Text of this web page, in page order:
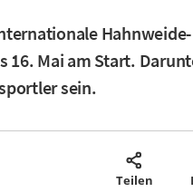
Hahnweide-
16. Mai am Start.
sein.
Teilen